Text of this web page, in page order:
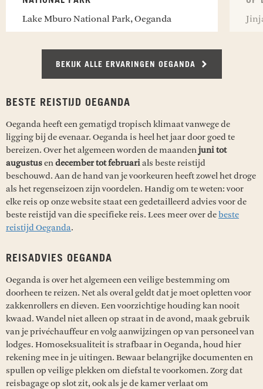
Lake Mburo National Park, Oeganda
BEKIJK ALLE ERVARINGEN OEGANDA
BESTE REISTIJD OEGANDA
Oeganda heeft een gematigd tropisch klimaat vanwege de
ligging bij de evenaar. Oeganda is heel het jaar door goed te
bereizen. Over het algemeen worden de maandenjuni tot
augustusendecember tot februarials beste reistijd
beschouwd. Aan de hand van je voorkeuren heeft zowel het droge
als het regenseizoen zijn voordelen. Handig om te weten: voor
elke reis op onze website staat een gedetailleerd advies voor de
beste reistijd van die specifieke reis. Lees meer over debeste
reistijd Oeganda.
REISADVIES OEGANDA
Oeganda is over het algemeen een veilige bestemming om
doorheen te reizen. Net als overal geldt dat je moet opletten voor
zakkenrollers en dieven. Een voorzichtige houding kan nooit
kwaad. Wandel niet alleen op straat in de avond, maak gebruik
van je privéchauffeur en volg aanwijzingen op van personeel van
lodges. Homoseksualiteit is strafbaar in Oeganda, houd hier
rekening mee in je uitingen. Bewaar belangrijke documenten en
spullen op veilige plekken om diefstal te voorkomen. Zorg dat
reisbagage op slot zit, ook als je de kamer verlaat om